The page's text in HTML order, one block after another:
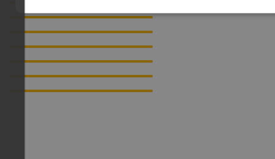
Weather in Meran
Weather in Vinschgau
Weather in Eisacktal
Weather in Pustertal
Weather in the Dolomites